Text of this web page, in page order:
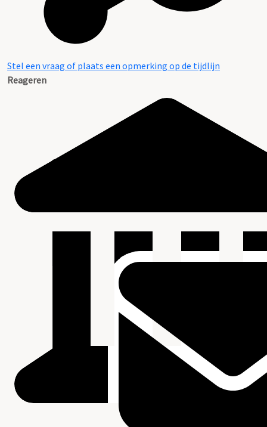
Stel een vraag of plaats een opmerking op de tijdlijn
Reageren